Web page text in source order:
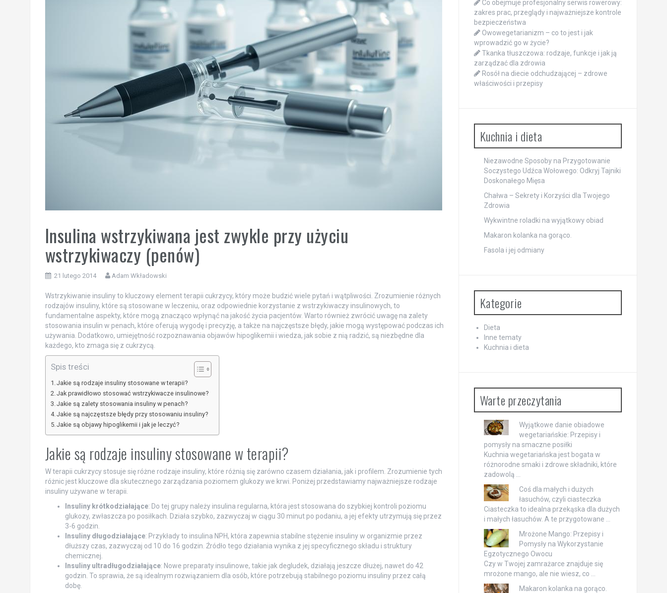
Insulina wstrzykiwana jest zwykle przy użyciu
wstrzykiwaczy (penów)
21 lutego 2014 Adam Wkładowski
Wstrzykiwanie insuliny to kluczowy element terapii cukrzycy, który może budzić wiele pytań i wątpliwości. Zrozumienie różnych
rodzajów insuliny, które są stosowane w leczeniu, oraz odpowiednie korzystanie z wstrzykiwaczy insulinowych, to
fundamentalne aspekty, które mogą znacząco wpłynąć na jakość życia pacjentów. Warto również zwrócić uwagę na zalety
stosowania insulin w penach, które oferują wygodę i precyzję, a także na najczęstsze błędy, jakie mogą występować podczas ich
używania. Dodatkowo, umiejętność rozpoznawania objawów hipoglikemii i wiedza, jak sobie z nią radzić, są niezbędne dla
każdego, kto zmaga się z cukrzycą.
Spis treści
Jakie są rodzaje insuliny stosowane w terapii?
Jak prawidłowo stosować wstrzykiwacze insulinowe?
Jakie są zalety stosowania insuliny w penach?
Jakie są najczęstsze błędy przy stosowaniu insuliny?
Jakie są objawy hipoglikemii i jak je leczyć?
Jakie są rodzaje insuliny stosowane w terapii?
W terapii cukrzycy stosuje się różne rodzaje insuliny, które różnią się zarówno czasem działania, jak i profilem. Zrozumienie tych
różnic jest kluczowe dla skutecznego zarządzania poziomem glukozy we krwi. Poniżej przedstawiamy najważniejsze rodzaje
insuliny używane w terapii.
Insuliny krótkodziałające: Do tej grupy należy insulina regularna, która jest stosowana do szybkiej kontroli poziomu
glukozy, zwłaszcza po posiłkach. Działa szybko, zazwyczaj w ciągu 30 minut po podaniu, a jej efekty utrzymują się przez
3-6 godzin.
Insuliny długodziałające: Przykłady to insulina NPH, która zapewnia stabilne stężenie insuliny w organizmie przez
dłuższy czas, zazwyczaj od 10 do 16 godzin. Źródło tego działania wynika z jej specyficznego składu i struktury
chemicznej.
Insuliny ultradługodziałające: Nowe preparaty insulinowe, takie jak degludek, działają jeszcze dłużej, nawet do 42
godzin. To sprawia, że są idealnym rozwiązaniem dla osób, które potrzebują stabilnego poziomu insuliny przez całą
dobę.
Co obejmuje profesjonalny serwis rowerowy:
zakres prac, przeglądy i najważniejsze kontrole
bezpieczeństwa
Owowegetarianizm – co to jest i jak
wprowadzić go w życie?
Tkanka tłuszczowa: rodzaje, funkcje i jak ją
zarządzać dla zdrowia
Rosół na diecie odchudzającej – zdrowe
właściwości i przepisy
Kuchnia i dieta
Niezawodne Sposoby na Przygotowanie
Soczystego Udźca Wołowego: Odkryj Tajniki
Doskonałego Mięsa
Chałwa – Sekrety i Korzyści dla Twojego
Zdrowia
Wykwintne roladki na wyjątkowy obiad
Makaron kolanka na gorąco.
Fasola i jej odmiany
Kategorie
Dieta
Inne tematy
Kuchnia i dieta
Warte przeczytania
Wyjątkowe danie obiadowe
wegetariańskie: Przepisy i
pomysły na smaczne posiłki
Kuchnia wegetariańska jest bogata w
różnorodne smaki i zdrowe składniki, które
zadowolą …
Coś dla małych i dużych
łasuchów, czyli ciasteczka
Ciasteczka to idealna przekąska dla dużych
i małych łasuchów. A te przygotowane …
Mrożone Mango: Przepisy i
Pomysły na Wykorzystanie
Egzotycznego Owocu
Czy w Twojej zamrażarce znajduje się
mrożone mango, ale nie wiesz, co …
Makaron kolanka na gorąco.